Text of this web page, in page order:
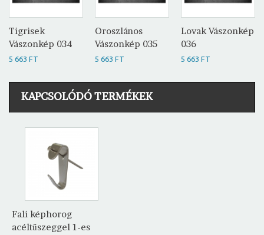
Tigrisek
Vászonkép 034
5 663 FT
Oroszlános
Vászonkép 035
5 663 FT
Lovak Vászonkép
036
5 663 FT
KAPCSOLÓDÓ TERMÉKEK
Fali képhorog
acéltűszeggel 1-es